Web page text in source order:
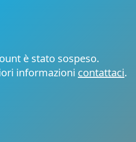
è stato sospeso.
informazioni contattaci.